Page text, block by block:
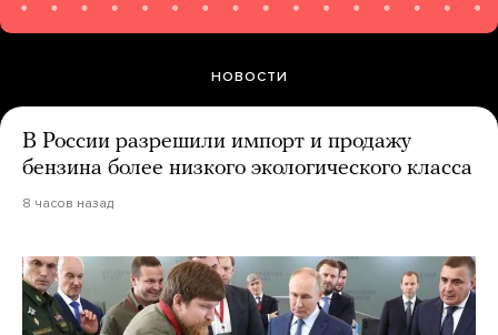
НОВОСТИ
В России разрешили импорт и продажу
бензина более низкого экологического класса
8 часов назад